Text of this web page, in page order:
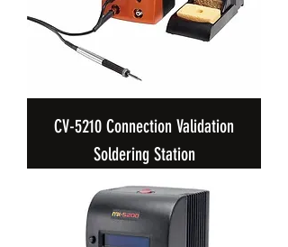
CV-5210 Connection Validation
Soldering Station